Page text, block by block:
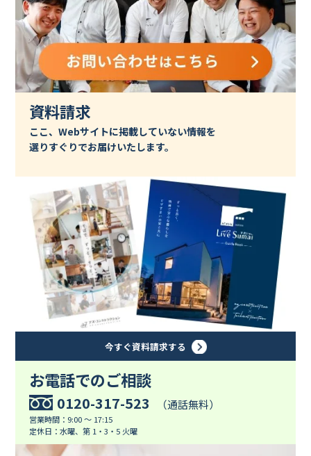
資料請求
ここ、Webサイトに掲載していない情報を
選りすぐりでお届けいたします。
今すぐ資料請求する
お電話でのご相談
0120-317-523 （通話無料）
営業時間：9:00 ～ 17:15
定休日：水曜、第 1・3・5 火曜